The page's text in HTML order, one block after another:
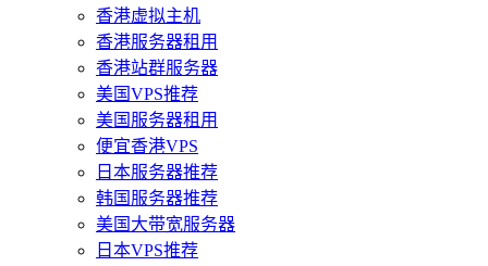
香港虚拟主机
香港服务器租用
香港站群服务器
美国VPS推荐
美国服务器租用
便宜香港VPS
日本服务器推荐
韩国服务器推荐
美国大带宽服务器
日本VPS推荐